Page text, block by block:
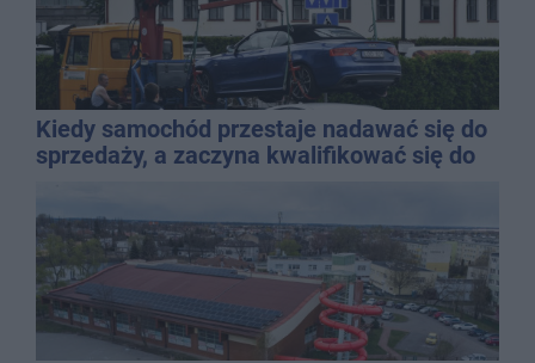
Kiedy samochód przestaje nadawać się do
sprzedaży, a zaczyna kwalifikować się do